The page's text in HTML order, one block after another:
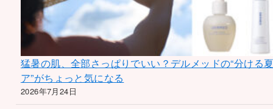
猛暑の肌、全部さっぱりでいい？デルメッドの“分ける
ア”がちょっと気になる
2026年7月24日